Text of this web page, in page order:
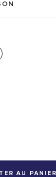
AU PANIER